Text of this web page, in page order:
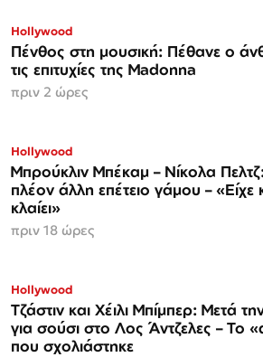
Hollywood
Πένθος στη μουσική: Πέθανε ο
τις επιτυχίες της Madonna
πριν 2 ώρες
Hollywood
Μπρούκλιν Μπέκαμ – Νίκολα Πελτζ:
πλέον άλλη επέτειο γάμου – «Είχε
κλαίει»
πριν 18 ώρες
Hollywood
Τζάστιν και Χέιλι Μπίμπερ: Μετά
για σούσι στο Λος Άντζελες – Το
που σχολιάστηκε